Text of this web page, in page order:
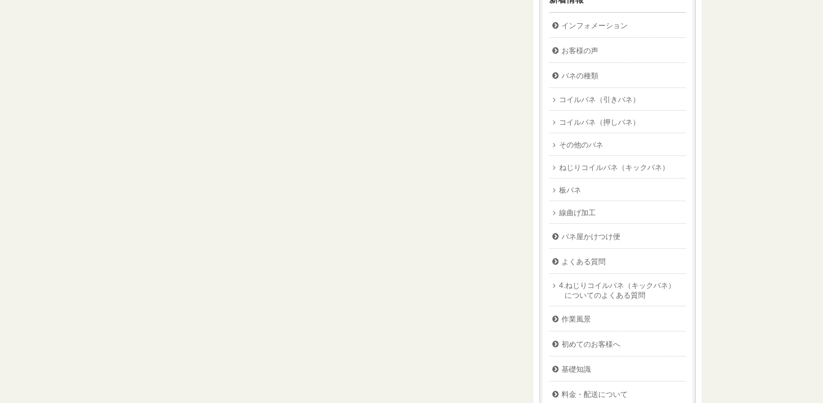
インフォメーション
お客様の声
バネの種類
コイルバネ（引きバネ）
コイルバネ（押しバネ）
その他のバネ
ねじりコイルバネ（キックバネ）
板バネ
線曲げ加工
バネ屋かけつけ便
よくある質問
4.ねじりコイルバネ（キックバネ）
についてのよくある質問
作業風景
初めてのお客様へ
基礎知識
料金・配送について